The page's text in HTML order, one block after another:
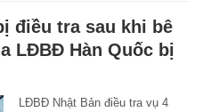
điều tra sau khi bê
LĐBĐ Hàn Quốc bị
LĐBĐ Nhật Bản điều tra vụ 4